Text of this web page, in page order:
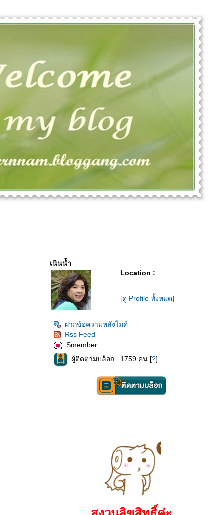
เนินน้ำ
Location :
[ดู Profile ทั้งหมด]
ฝากข้อความหลังไมค์
Rss Feed
Smember
ผู้ติดตามบล็อก : 1759 คน [?]